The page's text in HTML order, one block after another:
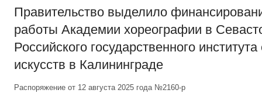
Правительство выделило
работы Академии хореографии в
Российского государственного
искусств в Калининграде
Распоряжение от 12 августа 2025 года №2160-р